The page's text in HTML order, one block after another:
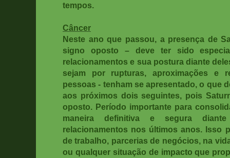
tempos.
Câncer
Neste ano que passou, a presença de
signo oposto – deve ter sido
relacionamentos e sua postura diante
sejam por rupturas, aproximações e
pessoas - tenham se apresentado, o que
aos próximos dois seguintes, pois
oposto. Período importante para
maneira definitiva e segura
relacionamentos nos últimos anos. Isso
de trabalho, parcerias de negócios, na
ou qualquer situação de impacto que